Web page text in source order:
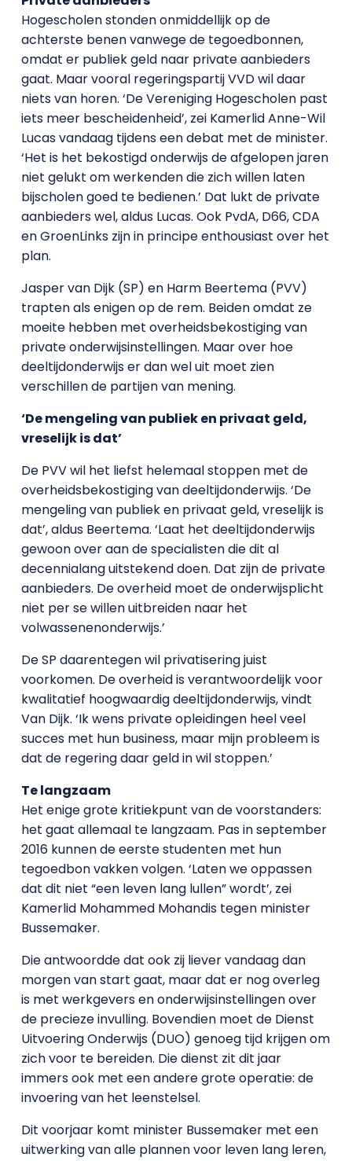
Hogescholen stonden onmiddellijk op de
achterste benen vanwege de tegoedbonnen,
omdat er publiek geld naar private aanbieders
gaat. Maar vooral regeringspartij VVD wil daar
niets van horen. ‘De Vereniging Hogescholen past
iets meer bescheidenheid’, zei Kamerlid Anne-Wil
Lucas vandaag tijdens een debat met de minister.
‘Het is het bekostigd onderwijs de afgelopen jaren
niet gelukt om werkenden die zich willen laten
bijscholen goed te bedienen.’ Dat lukt de private
aanbieders wel, aldus Lucas. Ook PvdA, D66, CDA
en GroenLinks zijn in principe enthousiast over het
plan.
Jasper van Dijk (SP) en Harm Beertema (PVV)
trapten als enigen op de rem. Beiden omdat ze
moeite hebben met overheidsbekostiging van
private onderwijsinstellingen. Maar over hoe
deeltijdonderwijs er dan wel uit moet zien
verschillen de partijen van mening.
‘De mengeling van publiek en privaat geld,
vreselijk is dat’
De PVV wil het liefst helemaal stoppen met de
overheidsbekostiging van deeltijdonderwijs. ‘De
mengeling van publiek en privaat geld, vreselijk is
dat’, aldus Beertema. ‘Laat het deeltijdonderwijs
gewoon over aan de specialisten die dit al
decennialang uitstekend doen. Dat zijn de private
aanbieders. De overheid moet de onderwijsplicht
niet per se willen uitbreiden naar het
volwassenenonderwijs.’
De SP daarentegen wil privatisering juist
voorkomen. De overheid is verantwoordelijk voor
kwalitatief hoogwaardig deeltijdonderwijs, vindt
Van Dijk. ‘Ik wens private opleidingen heel veel
succes met hun business, maar mijn probleem is
dat de regering daar geld in wil stoppen.’
Te langzaam
Het enige grote kritiekpunt van de voorstanders:
het gaat allemaal te langzaam. Pas in september
2016 kunnen de eerste studenten met hun
tegoedbon vakken volgen. ‘Laten we oppassen
dat dit niet “een leven lang lullen” wordt’, zei
Kamerlid Mohammed Mohandis tegen minister
Bussemaker.
Die antwoordde dat ook zij liever vandaag dan
morgen van start gaat, maar dat er nog overleg
is met werkgevers en onderwijsinstellingen over
de precieze invulling. Bovendien moet de Dienst
Uitvoering Onderwijs (DUO) genoeg tijd krijgen om
zich voor te bereiden. Die dienst zit dit jaar
immers ook met een andere grote operatie: de
invoering van het leenstelsel.
Dit voorjaar komt minister Bussemaker met een
uitwerking van alle plannen voor leven lang leren,